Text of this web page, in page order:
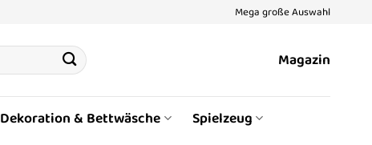
Mega große Auswahl
Magazin
Dekoration & Bettwäsche Spielzeug